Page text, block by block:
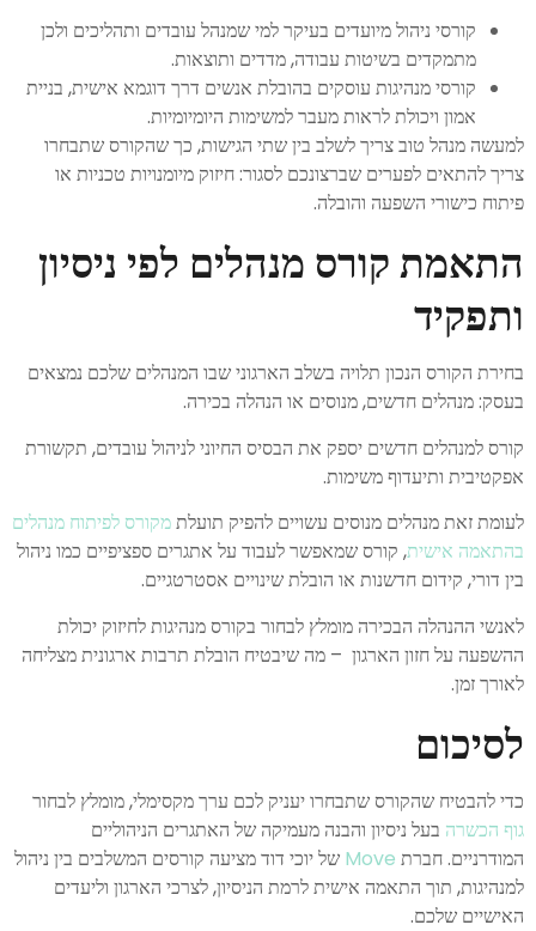
קורסי ניהול מיועדים בעיקר למי שמנהל עובדים ותהליכים ולכן
מתמקדים בשיטות עבודה, מדדים ותוצאות.
קורסי מנהיגות עוסקים בהובלת אנשים דרך דוגמא אישית, בניית
אמון ויכולת לראות מעבר למשימות היומיומיות.
למעשה מנהל טוב צריך לשלב בין שתי הגישות, כך שהקורס שתבחרו
צריך להתאים לפערים שברצונכם לסגור: חיזוק מיומנויות טכניות או
פיתוח כישורי השפעה והובלה.
התאמת קורס מנהלים לפי ניסיון
ותפקיד
בחירת הקורס הנכון תלויה בשלב הארגוני שבו המנהלים שלכם נמצאים
בעסק: מנהלים חדשים, מנוסים או הנהלה בכירה.
קורס למנהלים חדשים יספק את הבסיס החיוני לניהול עובדים, תקשורת
אפקטיבית ותיעדוף משימות.
לעומת זאת מנהלים מנוסים עשויים להפיק תועלתמקורס לפיתוח מנהלים
בהתאמה אישית, קורס שמאפשר לעבוד על אתגרים ספציפיים כמו ניהול
בין דורי, קידום חדשנות או הובלת שינויים אסטרטגיים.
לאנשי ההנהלה הבכירה מומלץ לבחור בקורס מנהיגות לחיזוק יכולת
ההשפעה על חזון הארגון – מה שיבטיח הובלת תרבות ארגונית מצליחה
לאורך זמן.
לסיכום
כדי להבטיח שהקורס שתבחרו יעניק לכם ערך מקסימלי, מומלץ לבחור
גוף הכשרה בעל ניסיון והבנה מעמיקה של האתגרים הניהוליים
המודרניים. חברת Move של יוכי דוד מציעה קורסים המשלבים בין ניהול
למנהיגות, תוך התאמה אישית לרמת הניסיון, לצרכי הארגון וליעדים
האישיים שלכם.